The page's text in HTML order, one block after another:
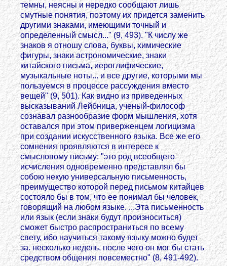
темны, неясны и нередко сообщают лишь
смутные понятия, поэтому их придется заменить
другими знаками, имеющими точный и
определенный смысл..." (9, 493). "К числу же
знаков я отношу слова, буквы, химические
фигуры, знаки астрономические, знаки
китайского письма, иероглифические,
музыкальные ноты... и все другие, которыми мы
пользуемся в процессе рассуждения вместо
вещей" (9, 501). Как видно из приведенных
высказываний Лейбница, ученый-философ
сознавал разнообразие форм мышления, хотя
оставался при этом приверженцем логицизма
при создании искусственного языка. Все же его
сомнения проявляются в интересе к
смысловому письму: "это род всеобщего
исчисления одновременно представлял бы
собою некую универсальную письменность,
преимущество которой перед письмом китайцев
состояло бы в том, что ее понимал бы человек,
говорящий на любом языке. ...Эта письменность
или язык (если знаки будут произноситься)
сможет быстро распространиться по всему
свету, ибо научиться такому языку можно будет
за. несколько недель, после чего он мог бы стать
средством общения повсеместно" (8, 491-492).